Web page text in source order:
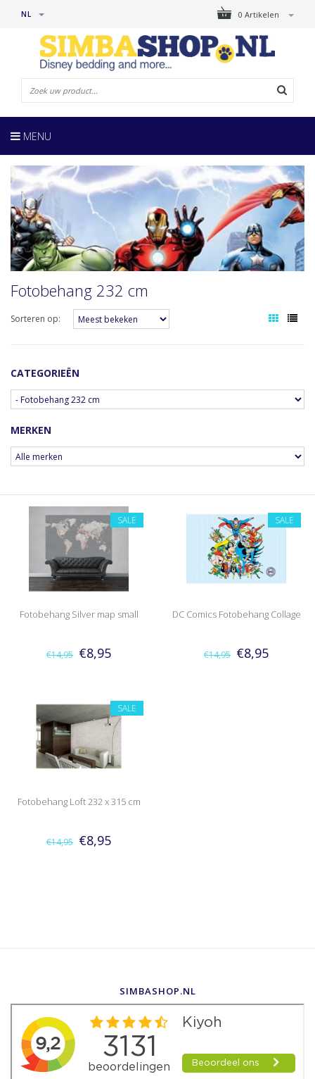
0 Artikelen
NL
MENU
Fotobehang 232 cm
Sorteren op:
CATEGORIEËN
MERKEN
SALE
Fotobehang Silver map small
€14,95 €8,95
SALE
DC Comics Fotobehang Collage
€14,95 €8,95
SALE
Fotobehang Loft 232 x 315 cm
€14,95 €8,95
SIMBASHOP.NL